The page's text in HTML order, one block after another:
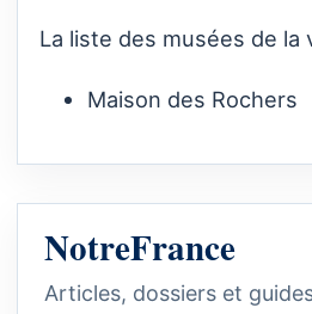
La liste des musées de la
Maison des Rochers
NotreFrance
Articles, dossiers et